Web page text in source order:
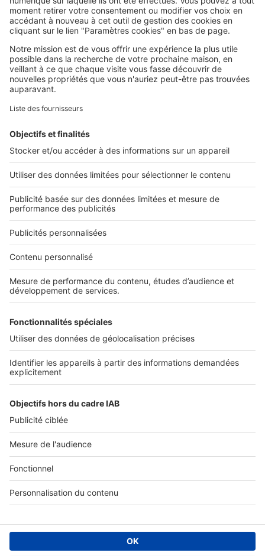
SeLoger c'est aussi
Retrouvez-nous sur ...
L'ENTREPRISE
Nous contacter
Nous recrutons
NOS APPLICATIONS
Découvrez nos applications
Tous nos services pro
Accès client
À DÉCOUVRIR
Annuaire des professionnels
Tout l'immobilier
Toutes les villes
Tous les départements
Toutes les régions
SeLoger © 1992 - 2023
Annonces Immobilières
Paramétrer mes cookies
Conditions Générales d'Utilisation